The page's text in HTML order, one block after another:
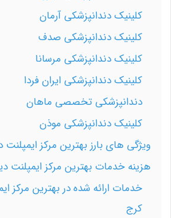
کلینیک دندانپزشکی آرمان
کلینیک دندانپزشکی صدف
کلینیک دندانپزشکی مرسانا
کلینیک دندانپزشکی ایران فردا
دندانپزشکی تخصصی ماهان
کلینیک دندانپزشکی موذن
ویژگی های بارز بهترین مرکز
هزینه خدمات بهترین مرکز ایمپلنت
خدمات ارائه شده در بهترین مرکز
کرج